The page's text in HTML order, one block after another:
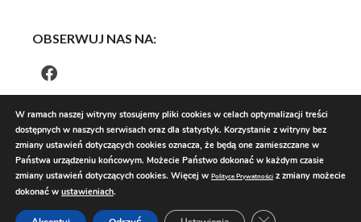
OBSERWUJ NAS NA:
W ramach naszej witryny stosujemy pliki cookies w celach optymalizacji treści
dostępnych w naszych serwisach oraz dla statystyk. Korzystanie z witryny bez
zmiany ustawień dotyczących cookies oznacza, że będą one zamieszczane w
Państwa urządzeniu końcowym. Możecie Państwo dokonać w każdym czasie
zmiany ustawień dotyczących cookies. Więcej w Polityce Prywatności z zmiany możecie
dokonać w ustawieniach.
Zamknij panel